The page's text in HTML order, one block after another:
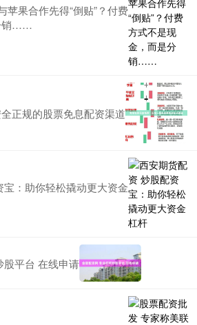
苹果合作先得“倒贴”？付费
销……
正规的股票免息配资渠道
：助你轻松撬动更大资金
股平台 在线申请